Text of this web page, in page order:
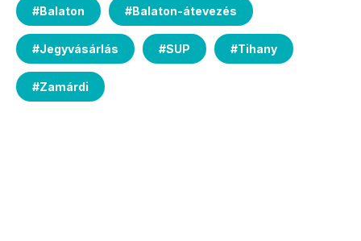
#Balaton #Balaton-átevezés
#Jegyvásárlás #SUP #Tihany
#Zamárdi